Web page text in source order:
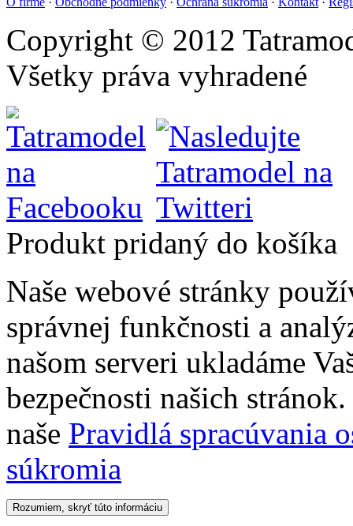
Copyright © 2012
Všetky práva vyhradené
Produkt pridaný do košíka
Naše webové stránky
správnej funkčnosti a
našom serveri ukladáme
bezpečnosti našich
naše Pravidlá spracúvania
súkromia
Rozumiem, skryť túto informáciu